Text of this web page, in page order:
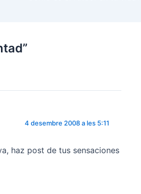
4 desembre 2008 a les 5:11
haz post de tus sensaciones